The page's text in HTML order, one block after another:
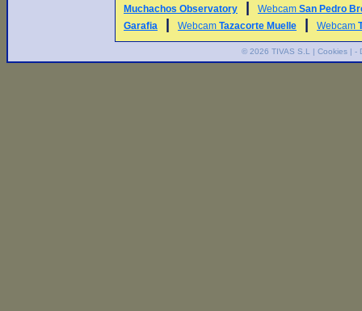
Muchachos Observatory
Webcam San Pedro
Garafia
Webcam Tazacorte Muelle Webcam
© 2026 TIVAS S.L | Cookies| -